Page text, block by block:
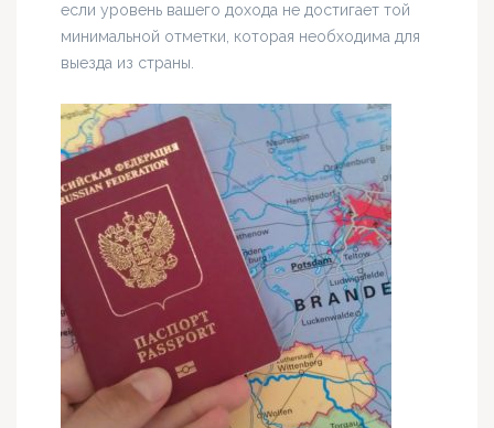
если уровень вашего дохода не достигает той
минимальной отметки, которая необходима для
выезда из страны.